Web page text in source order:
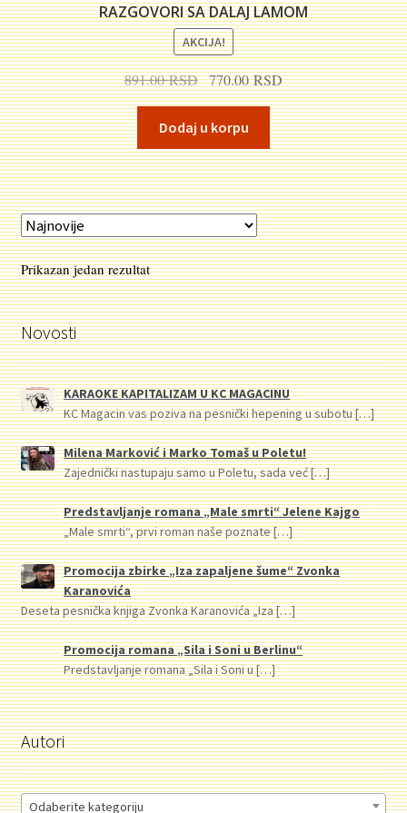
RAZGOVORI SA DALAJ LAMOM
AKCIJA!
891.00RSDOriginalna
cena
je
bila:
891.00 RSD.
770.00RSDTrenutna
cena
je:
770.00 RSD.
Dodaj u korpu
Prikazan jedan rezultat
Novosti
KARAOKE KAPITALIZAM U KC MAGACINU
KC Magacin vas poziva na pesnički hepening u subotu[…]
Milena Marković i Marko Tomaš u Poletu!
Zajednički nastupaju samo u Poletu, sada već[…]
Predstavljanje romana „Male smrti“ Jelene Kajgo
„Male smrti“, prvi roman naše poznate[…]
Promocija zbirke „Iza zapaljene šume“ Zvonka
Karanovića
Deseta pesnička knjiga Zvonka Karanovića „Iza[…]
Promocija romana „Sila i Soni u Berlinu“
Predstavljanje romana „Sila i Soni u[…]
Autori
Odaberite kategoriju